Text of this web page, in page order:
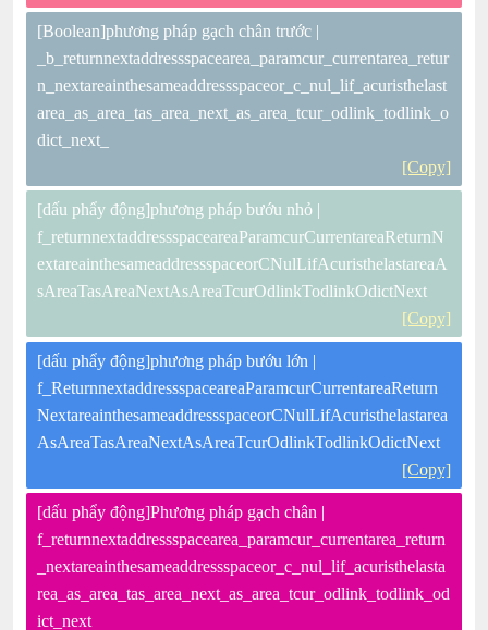
[Boolean]phương pháp gạch chân trước |
_b_returnnextaddressspacearea_paramcur_currentarea_retur
n_nextareainthesameaddressspaceor_c_nul_lif_acuristhelast
area_as_area_tas_area_next_as_area_tcur_odlink_todlink_o
dict_next_
[Copy]
[dấu phẩy động]phương pháp bướu nhỏ |
f_returnnextaddressspaceareaParamcurCurrentareaReturnN
extareainthesameaddressspaceorCNulLifAcuristhelastareaA
sAreaTasAreaNextAsAreaTcurOdlinkTodlinkOdictNext
[Copy]
[dấu phẩy động]phương pháp bướu lớn |
f_ReturnnextaddressspaceareaParamcurCurrentareaReturn
NextareainthesameaddressspaceorCNulLifAcuristhelastarea
AsAreaTasAreaNextAsAreaTcurOdlinkTodlinkOdictNext
[Copy]
[dấu phẩy động]Phương pháp gạch chân |
f_returnnextaddressspacearea_paramcur_currentarea_return
_nextareainthesameaddressspaceor_c_nul_lif_acuristhelasta
rea_as_area_tas_area_next_as_area_tcur_odlink_todlink_od
ict_next